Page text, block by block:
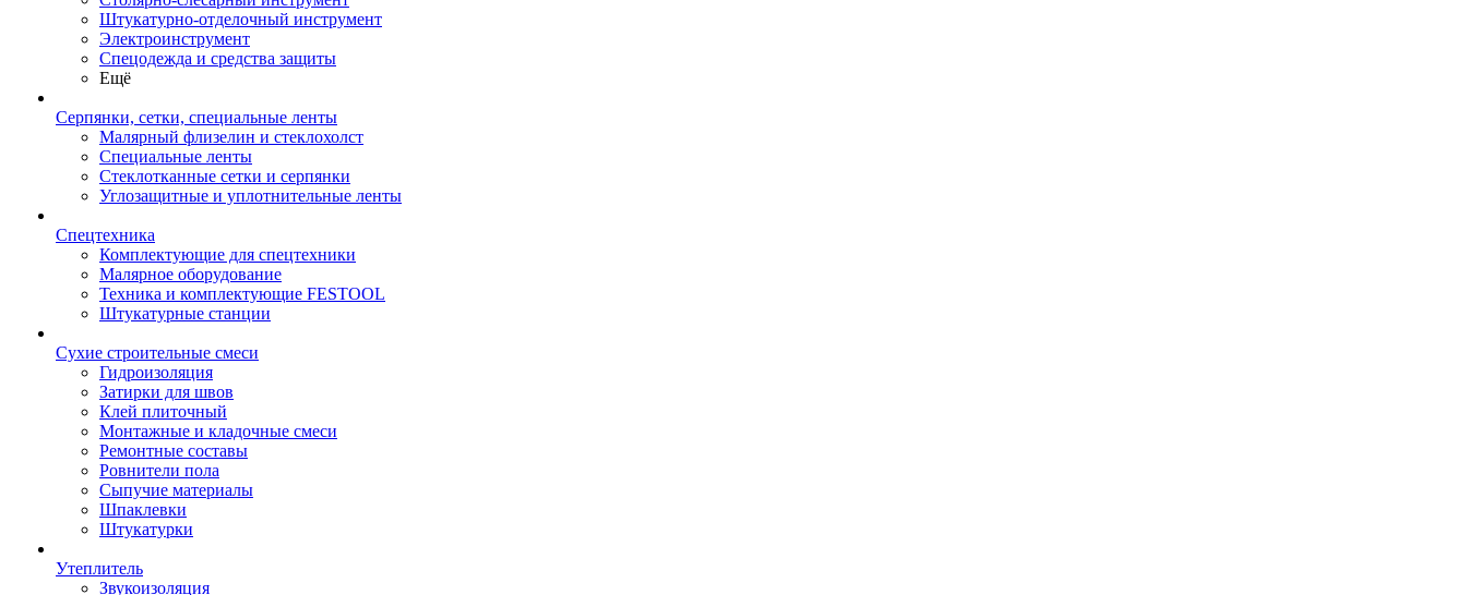
Штукатурно-отделочный инструмент
Электроинструмент
Спецодежда и средства защиты
Ещё
Серпянки, сетки, специальные ленты
Малярный флизелин и стеклохолст
Специальные ленты
Стеклотканные сетки и серпянки
Углозащитные и уплотнительные ленты
Спецтехника
Комплектующие для спецтехники
Малярное оборудование
Техника и комплектующие FESTOOL
Штукатурные станции
Сухие строительные смеси
Гидроизоляция
Затирки для швов
Клей плиточный
Монтажные и кладочные смеси
Ремонтные составы
Ровнители пола
Сыпучие материалы
Шпаклевки
Штукатурки
Утеплитель
Звукоизоляция